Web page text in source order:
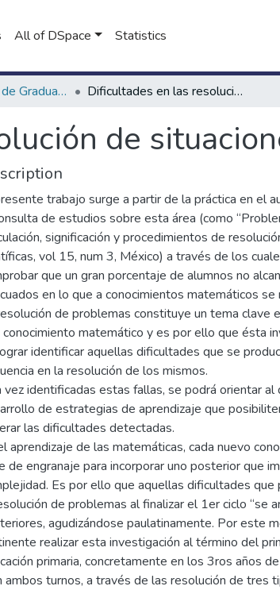
All of DSpace Statistics
Trabajos Finales de Graduación de Prof. y Lic. en Psicopedagogía (Presencial) Dificultades en las resolución de situaciones problemáticas
de
trabajo surge a partir de la práctica en el
de estudios sobre esta área (como
significación y procedimientos de
vol 15, num 3, México) a través de los
que un gran porcentaje de alumnos no
en lo que a conocimientos matemáticos se
de problemas constituye un tema clave
matemático y es por ello que ésta
identificar aquellas dificultades que se
en la resolución de los mismos.
vez identificadas estas fallas, se podrá orientar
de estrategias de aprendizaje que
las dificultades detectadas.
aprendizaje de las matemáticas, cada nuevo
de engranaje para incorporar uno posterior que
Es por ello que aquellas dificultades que
de problemas al finalizar el 1er ciclo “se
agudizándose paulatinamente. Por este
realizar esta investigación al término del
primaria, concretamente en los 3ros años
ambos turnos, a través de las resolución de tres